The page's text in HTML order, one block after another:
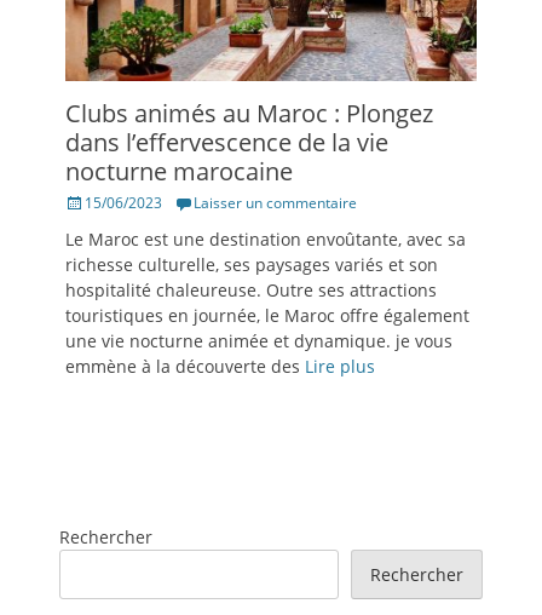
Clubs animés au Maroc : Plongez
dans l’effervescence de la vie
nocturne marocaine
Posté15/06/2023 Laisser un commentaire
Le Maroc est une destination envoûtante, avec sa
richesse culturelle, ses paysages variés et son
hospitalité chaleureuse. Outre ses attractions
touristiques en journée, le Maroc offre également
une vie nocturne animée et dynamique. je vous
emmène à la découverte des Lire plus
Rechercher
Rechercher